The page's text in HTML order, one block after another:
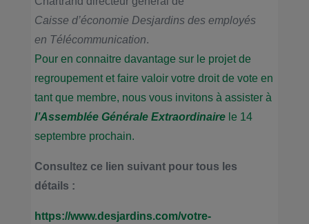
Caisse d’économie Desjardins des employés
en Télécommunication.
Pour en connaitre davantage sur le projet de
regroupement et faire valoir votre droit de vote en
tant que membre, nous vous invitons à assister à
l’Assemblée Générale Extraordinairele 14
septembre prochain.
Consultez ce lien suivant pour tous les
détails :
https://www.desjardins.com/votre-